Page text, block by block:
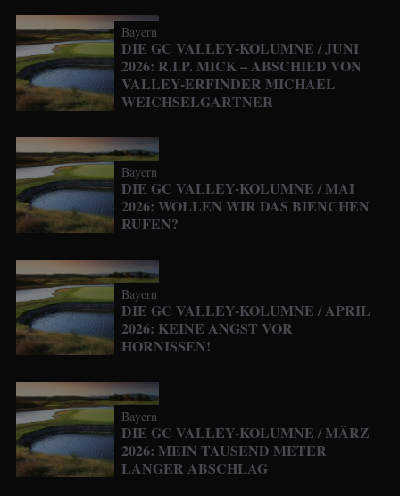
Bayern
DIE GC VALLEY-KOLUMNE / JUNI
2026: R.I.P. MICK – ABSCHIED VON
VALLEY-ERFINDER MICHAEL
WEICHSELGARTNER
Bayern
DIE GC VALLEY-KOLUMNE / MAI
2026: WOLLEN WIR DAS BIENCHEN
RUFEN?
Bayern
DIE GC VALLEY-KOLUMNE / APRIL
2026: KEINE ANGST VOR
HORNISSEN!
Bayern
DIE GC VALLEY-KOLUMNE / MÄRZ
2026: MEIN TAUSEND METER
LANGER ABSCHLAG